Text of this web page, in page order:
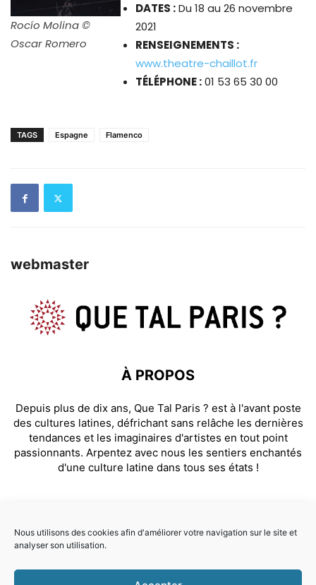
Rocío Molina ©
Oscar Romero
DATES :Du 18 au 26 novembre
2021
RENSEIGNEMENTS :
www.theatre-chaillot.fr
TÉLÉPHONE :01 53 65 30 00
TAGS Espagne Flamenco
webmaster
À PROPOS
Depuis plus de dix ans, Que Tal Paris ? est à l'avant poste
des cultures latines, défrichant sans relâche les dernières
tendances et les imaginaires d'artistes en tout point
passionnants. Arpentez avec nous les sentiers enchantés
d'une culture latine dans tous ses états !
Nous utilisons des cookies afin d'améliorer votre navigation sur le site et
analyser son utilisation.